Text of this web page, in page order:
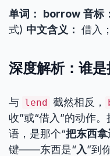
单词： borrow 音标：
式) 中文含义： 借入
深度解析：谁是
与 lend 截然相反，
收”或“借入”的动作。
语，是那个“把东西
键——东西是“入”到